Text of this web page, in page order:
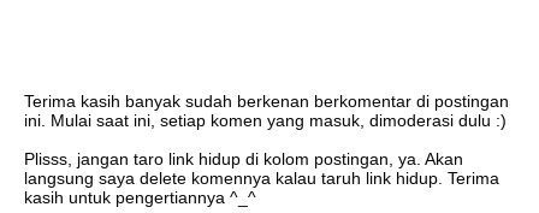
Terima kasih banyak sudah berkenan berkomentar di postingan
ini. Mulai saat ini, setiap komen yang masuk, dimoderasi dulu :)
Plisss, jangan taro link hidup di kolom postingan, ya. Akan
langsung saya delete komennya kalau taruh link hidup. Terima
kasih untuk pengertiannya ^_^